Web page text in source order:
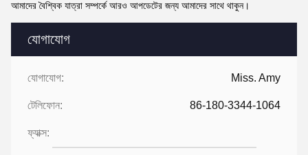
যোগাযোগ
যোগাযোগ: Miss. Amy
টেলিফোন: 86-180-3344-1064
ফ্যাক্স:
আমাদের বৈশ্বিক যাত্রা সম্পর্কে আরও আপডেটের জন্য আমাদের সাথে থাকুন।